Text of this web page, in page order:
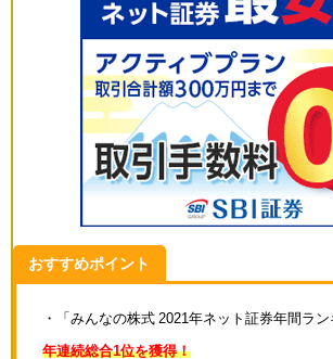
おすすめポイント
・「みんなの株式 2021年ネット証券年間ラン
年連続総合1位を獲得！